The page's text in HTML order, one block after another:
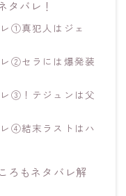
タバレ！
①真犯人はジェ
②セラには爆発装
③！テジュンは父
④結末ラストはハ
ろもネタバレ解